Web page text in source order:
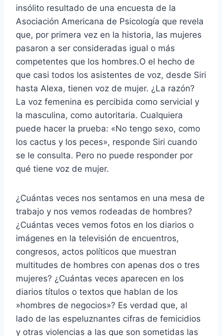
insólito resultado de una encuesta de la
Asociación Americana de Psicología que revela
que, por primera vez en la historia, las mujeres
pasaron a ser consideradas igual o más
competentes que los hombres.O el hecho de
que casi todos los asistentes de voz, desde Siri
hasta Alexa, tienen voz de mujer. ¿La razón?
La voz femenina es percibida como servicial y
la masculina, como autoritaria. Cualquiera
puede hacer la prueba: «No tengo sexo, como
los cactus y los peces», responde Siri cuando
se le consulta. Pero no puede responder por
qué tiene voz de mujer.
¿Cuántas veces nos sentamos en una mesa de
trabajo y nos vemos rodeadas de hombres?
¿Cuántas veces vemos fotos en los diarios o
imágenes en la televisión de encuentros,
congresos, actos políticos que muestran
multitudes de hombres con apenas dos o tres
mujeres? ¿Cuántas veces aparecen en los
diarios títulos o textos que hablan de los
»hombres de negocios»? Es verdad que, al
lado de las espeluznantes cifras de femicidios
y otras violencias a las que son sometidas las